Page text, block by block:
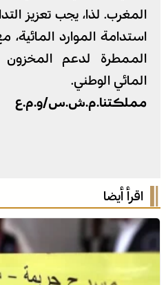
المغرب. لذا، يجب تعزيز
استدامة الموارد المائية،
الممطرة لدعم المخزون
المائي الوطني.
مملكتنا.م.ش.س/و.م.ع
اقرأ أيضا